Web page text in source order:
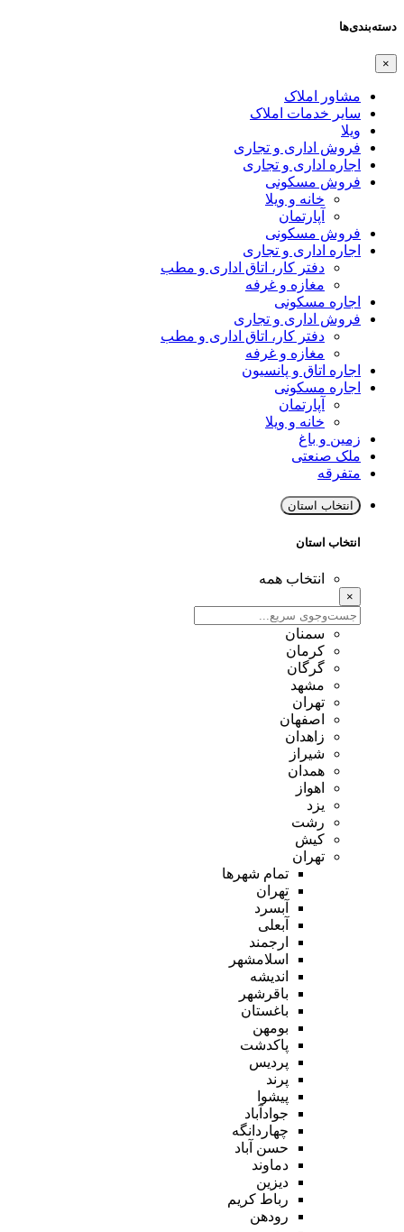
دسته‌بندی‌ها
×
مشاور املاک
سایر خدمات املاک
ویلا
فروش اداری و تجاری
اجاره اداری و تجاری
فروش مسکونی
خانه و ویلا
آپارتمان
فروش مسکونی
اجاره اداری و تجاری
دفتر کار، اتاق اداری و مطب
مغازه و غرفه
اجاره مسکونی
فروش اداری و تجاری
دفتر کار، اتاق اداری و مطب
مغازه و غرفه
اجاره اتاق و پانسیون
اجاره مسکونی
آپارتمان
خانه و ویلا
زمین و باغ
ملک صنعتی
متفرقه
انتخاب استان
انتخاب استان
انتخاب همه
×
سمنان
کرمان
گرگان
مشهد
تهران
اصفهان
زاهدان
شیراز
همدان
اهواز
یزد
رشت
کیش
تهران
تمام شهر‌ها
تهران
آبسرد
آبعلی
ارجمند
اسلامشهر
اندیشه
باقرشهر
باغستان
بومهن
پاکدشت
پردیس
پرند
پیشوا
جوادآباد
چهاردانگه
حسن آباد
دماوند
دیزین
رباط کریم
رودهن